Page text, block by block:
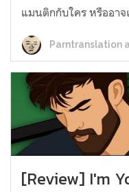
แมนติกกับใคร หรืออาจ
Parntranslation
[Review] I'm